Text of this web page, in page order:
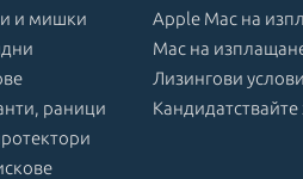
и мишки
раници
Apple Mac на
Mac на
Лизингови